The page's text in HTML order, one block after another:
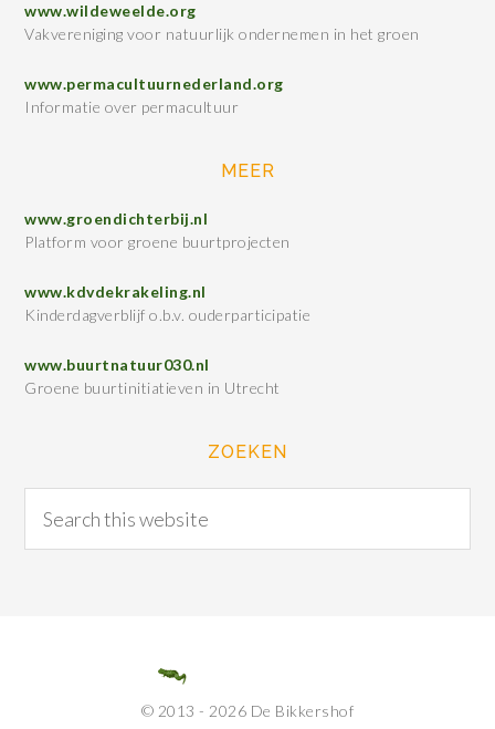
www.wildeweelde.org
Vakvereniging voor natuurlijk ondernemen in het groen
www.permacultuurnederland.org
Informatie over permacultuur
MEER
www.groendichterbij.nl
Platform voor groene buurtprojecten
www.kdvdekrakeling.nl
Kinderdagverblijf o.b.v. ouderparticipatie
www.buurtnatuur030.nl
Groene buurtinitiatieven in Utrecht
ZOEKEN
© 2013 - 2026 De Bikkershof